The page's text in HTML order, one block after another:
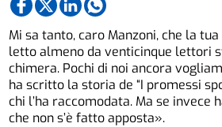
Mi sa tanto, caro Manzoni, che la
letto almeno da venticinque lettori
chimera. Pochi di noi ancora
ha scritto la storia de “I promessi
chi l’ha raccomodata. Ma se invece
che non s’è fatto apposta».